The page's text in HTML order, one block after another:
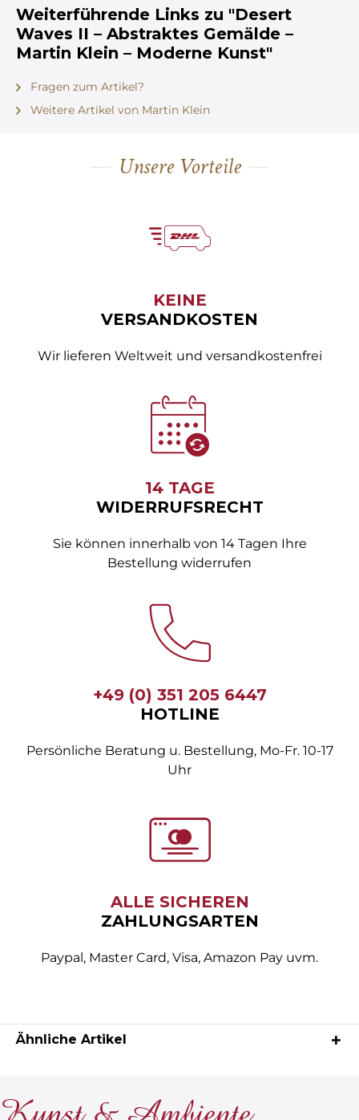
Weiterführende Links zu "Desert
Waves II – Abstraktes Gemälde –
Martin Klein – Moderne Kunst"
Fragen zum Artikel?
Weitere Artikel von Martin Klein
Unsere Vorteile
KEINE
VERSANDKOSTEN
Wir lieferen Weltweit und versandkostenfrei
14 TAGE
WIDERRUFSRECHT
Sie können innerhalb von 14 Tagen Ihre
Bestellung widerrufen
+49 (0) 351 205 6447
HOTLINE
Persönliche Beratung u. Bestellung, Mo-Fr. 10-17
Uhr
ALLE SICHEREN
ZAHLUNGSARTEN
Paypal, Master Card, Visa, Amazon Pay uvm.
Ähnliche Artikel